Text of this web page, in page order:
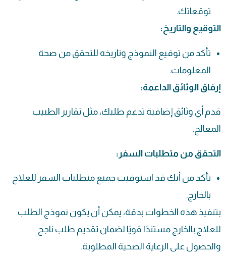
توقعاتك.
التوقيع والتاريخ:
تأكد من توقيع النموذج وتاريخه للتحقق من صحة
المعلومات.
إرفاق الوثائق الداعمة:
قدم أي وثائق إضافية تدعم طلبك، مثل تقارير الطبيب
المعالج.
التحقق من متطلبات السفر:
تأكد من أنك قد استوفيت جميع متطلبات السفر للعلاج
بالخارج.
بتنفيذ هذه الخطوات بدقة، يمكن أن يكون نموذج الطلب
للعلاج بالخارج مستندًا قويًا لضمان تقديم طلب ناجح
والحصول على الرعاية الصحية المطلوبة.